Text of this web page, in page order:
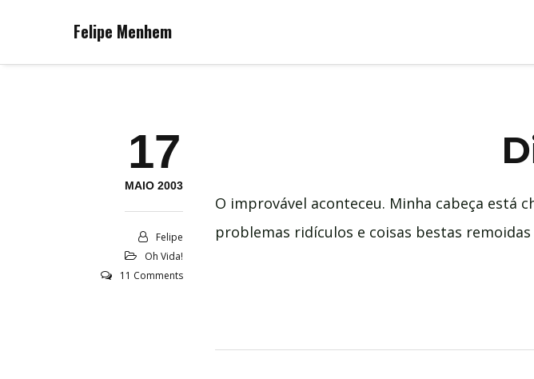
Felipe Menhem
17
MAIO 2003
Felipe
Oh Vida!
11 Comments
O improvável aconteceu. Minha cabeça está
problemas ridículos e coisas bestas